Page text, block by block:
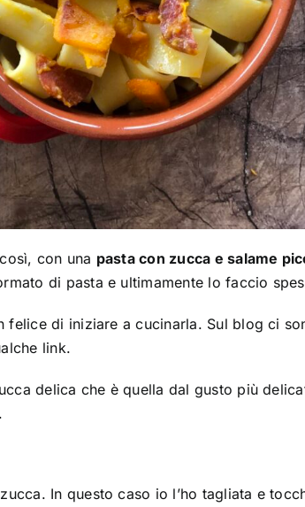
con una pasta con zucca e salame
di pasta e ultimamente lo faccio
felice di iniziare a cucinarla. Sul blog ci
link.
delica che è quella dal gusto più
In questo caso io l’ho tagliata e